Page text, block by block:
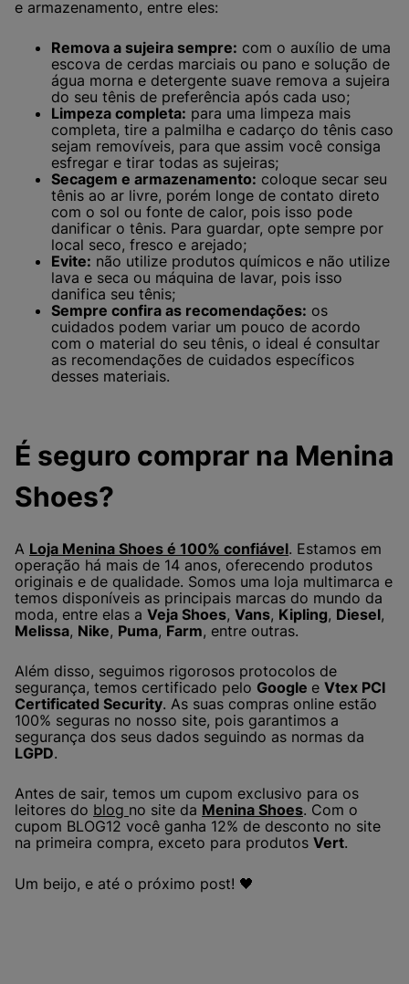
e armazenamento, entre eles:
Remova a sujeira sempre: com o auxílio de uma
escova de cerdas marciais ou pano e solução de
água morna e detergente suave remova a sujeira
do seu tênis de preferência após cada uso;
Limpeza completa: para uma limpeza mais
completa, tire a palmilha e cadarço do tênis caso
sejam removíveis, para que assim você consiga
esfregar e tirar todas as sujeiras;
Secagem e armazenamento: coloque secar seu
tênis ao ar livre, porém longe de contato direto
com o sol ou fonte de calor, pois isso pode
danificar o tênis. Para guardar, opte sempre por
local seco, fresco e arejado;
Evite: não utilize produtos químicos e não utilize
lava e seca ou máquina de lavar, pois isso
danifica seu tênis;
Sempre confira as recomendações: os
cuidados podem variar um pouco de acordo
com o material do seu tênis, o ideal é consultar
as recomendações de cuidados específicos
desses materiais.
É seguro comprar na Menina
Shoes?
A Loja Menina Shoes é 100% confiável. Estamos em
operação há mais de 14 anos, oferecendo produtos
originais e de qualidade. Somos uma loja multimarca e
temos disponíveis as principais marcas do mundo da
moda, entre elas a Veja Shoes, Vans, Kipling, Diesel,
Melissa, Nike, Puma, Farm, entre outras.
Além disso, seguimos rigorosos protocolos de
segurança, temos certificado pelo Google e Vtex PCI
Certificated Security. As suas compras online estão
100% seguras no nosso site, pois garantimos a
segurança dos seus dados seguindo as normas da
LGPD.
Antes de sair, temos um cupom exclusivo para os
leitores do blog no site da Menina Shoes. Com o
cupom BLOG12 você ganha 12% de desconto no site
na primeira compra, exceto para produtos Vert.
Um beijo, e até o próximo post! 🖤